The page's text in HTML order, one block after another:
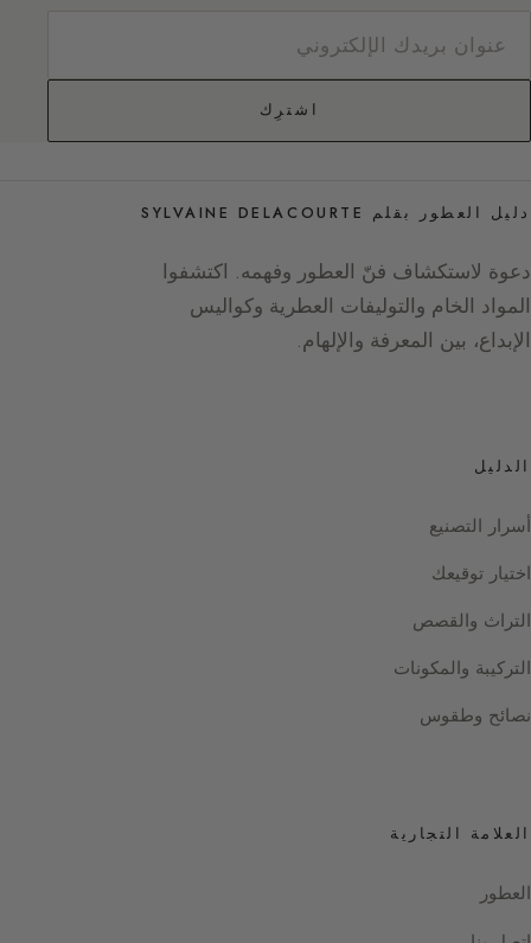
اشترِك
دليل العطور بقلم SYLVAINE DELACOURTE
دعوة لاستكشاف فنّ العطور وفهمه. اكتشفوا
المواد الخام والتوليفات العطرية وكواليس
الإبداع، بين المعرفة والإلهام.
الدليل
أسرار التصنيع
اختيار توقيعك
التراث والقصص
التركيبة والمكونات
نصائح وطقوس
العلامة التجارية
العطور